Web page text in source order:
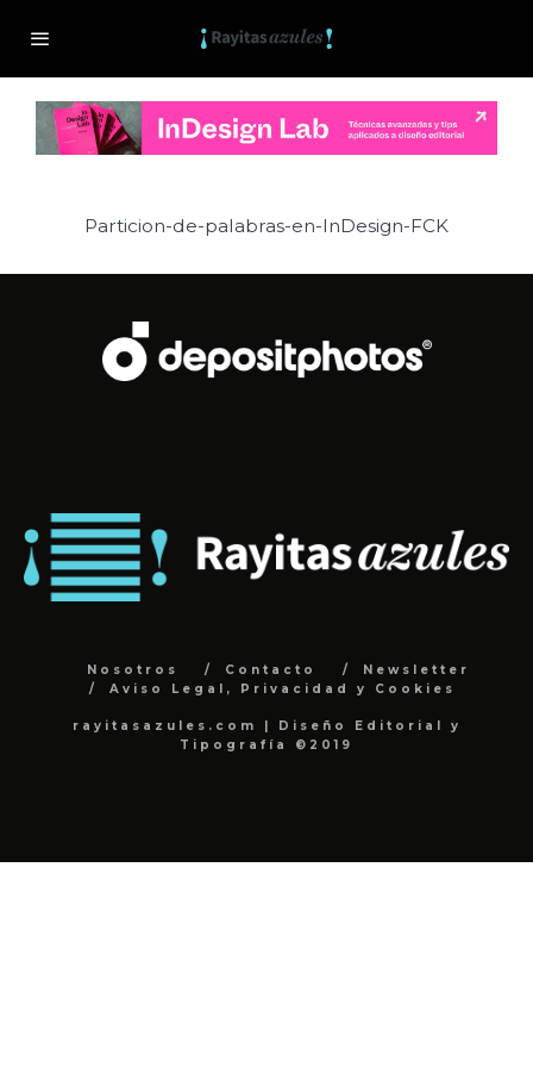
Particion-de-palabras-en-InDesign-FCK
Nosotros Contacto
Newsletter
Aviso Legal, Privacidad y Cookies
rayitasazules.com | Diseño Editorial y
Tipografía ©2019